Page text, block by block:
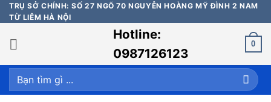
Bỏ
qua
nội
dung
TRỤ SỞ CHÍNH: SỐ 27 NGÕ 70 NGUYỄN HOÀNG MỸ ĐÌNH 2 NAM
TỪ LIÊM HÀ NỘI
Hotline:
0987126123
0
Tìm
kiếm: